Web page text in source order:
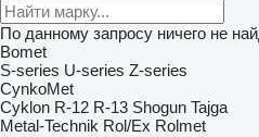
По данному запросу ничего не
Bomet
S-series U-series Z-series
CynkoMet
Cyklon R-12 R-13 Shogun Tajga
Metal-Technik Rol/Ex Rolmet